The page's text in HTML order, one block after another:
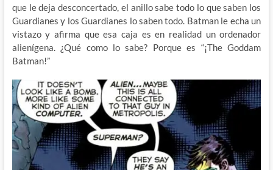
que le deja desconcertado, el anillo sabe todo lo que saben los
Guardianes y los Guardianes lo saben todo. Batman le echa un
vistazo y afirma que esa caja es en realidad un ordenador
alienígena. ¿Qué como lo sabe? Porque es “¡The Goddam
Batman!”